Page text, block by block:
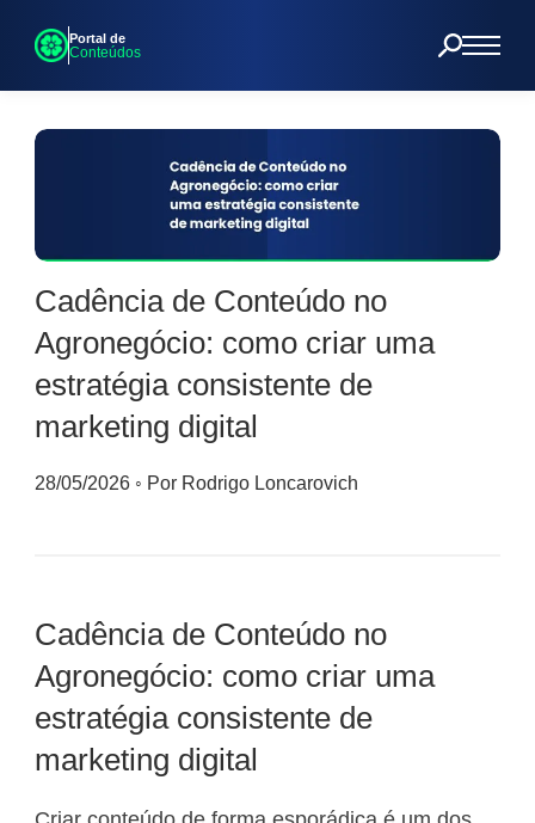
Portal de
Conteúdos
Cadência de Conteúdo no
Agronegócio: como criar uma
estratégia consistente de
marketing digital
28/05/2026 ◦ Por Rodrigo Loncarovich
Cadência de Conteúdo no
Agronegócio: como criar uma
estratégia consistente de
marketing digital